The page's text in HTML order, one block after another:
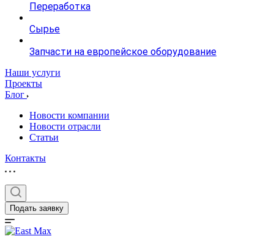
Переработка
Сырье
Запчасти на европейское оборудование
Наши услуги
Проекты
Блог
Новости компании
Новости отрасли
Статьи
Контакты
Подать заявку